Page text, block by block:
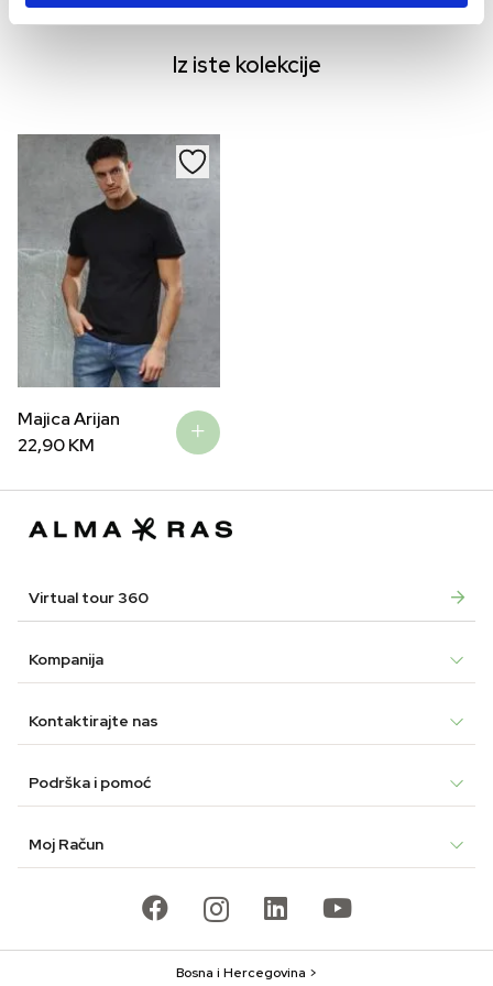
Iz iste kolekcije
Majica Arijan
22,90KM
Virtual tour 360
Kompanija
Kontaktirajte nas
Podrška i pomoć
Moj Račun
Bosna i Hercegovina >